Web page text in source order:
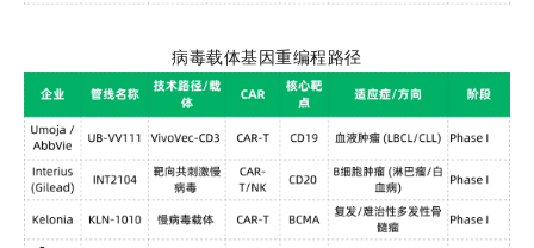
病毒载体基因重编程路径